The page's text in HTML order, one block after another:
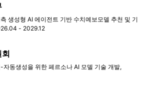
생성형 AI 에이전트 기반 수치예보모델 추천 및 기
- 2029.12
동생성을 위한 페르소나 AI 모델 기술 개발,